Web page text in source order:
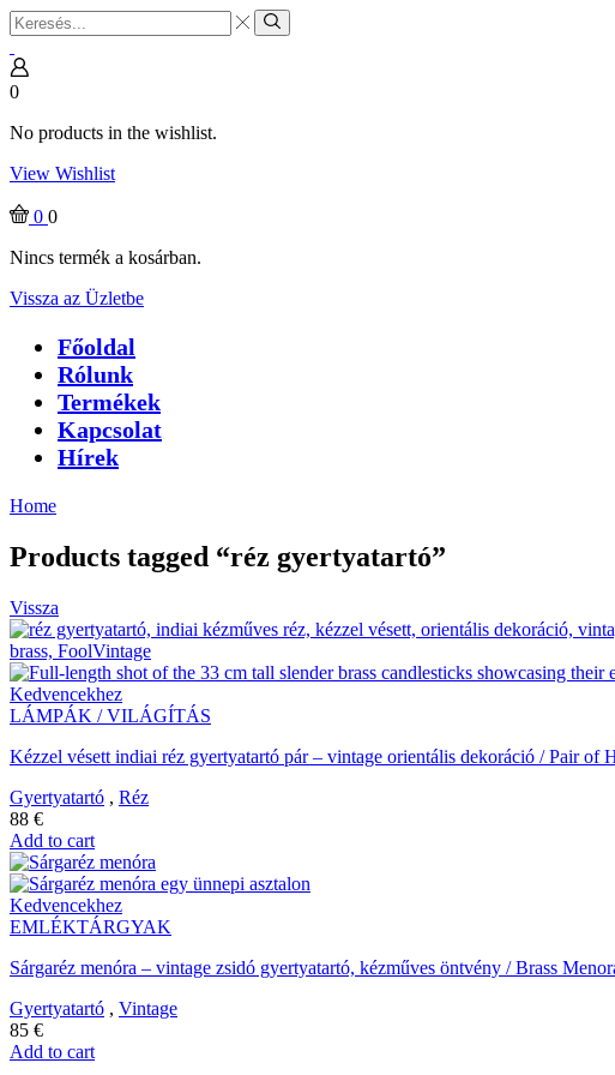
Search
input
Search
0
No products in the wishlist.
View Wishlist
0 0
Nincs termék a kosárban.
Vissza az Üzletbe
Főoldal
Rólunk
Termékek
Kapcsolat
Hírek
Home
Products tagged “réz gyertyatartó”
Vissza
Kedvencekhez
LÁMPÁK / VILÁGÍTÁS
Kézzel vésett indiai réz gyertyatartó pár – vintage orientális dekoráció / Pair
Gyertyatartó , Réz
88 €
Add to cart
Kedvencekhez
EMLÉKTÁRGYAK
Sárgaréz menóra – vintage zsidó gyertyatartó, kézműves öntvény / Brass
Gyertyatartó , Vintage
85 €
Add to cart